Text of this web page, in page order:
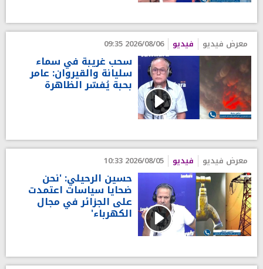
معرض فيديو فيديو 2026/08/06 09:35
سحب غريبة في سماء
سليانة والقيروان: عامر
بحبة يُفسّر الظاهرة
معرض فيديو فيديو 2026/08/05 10:33
حسين الرحيلي: 'نحن
ضحايا سياسات اعتمدت
على الجزائر في مجال
الكهرباء'